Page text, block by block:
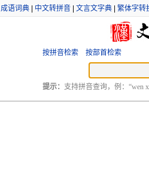
成语词典 中文转拼音 文言文字典 繁体字转
按拼音检索 按部首检索
提示： 支持拼音查询，例：“wen